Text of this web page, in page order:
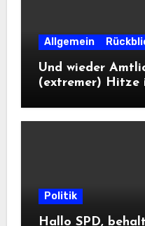
Allgemein
Und wieder
(extremer) Hitze
Politik
Hallo SPD,